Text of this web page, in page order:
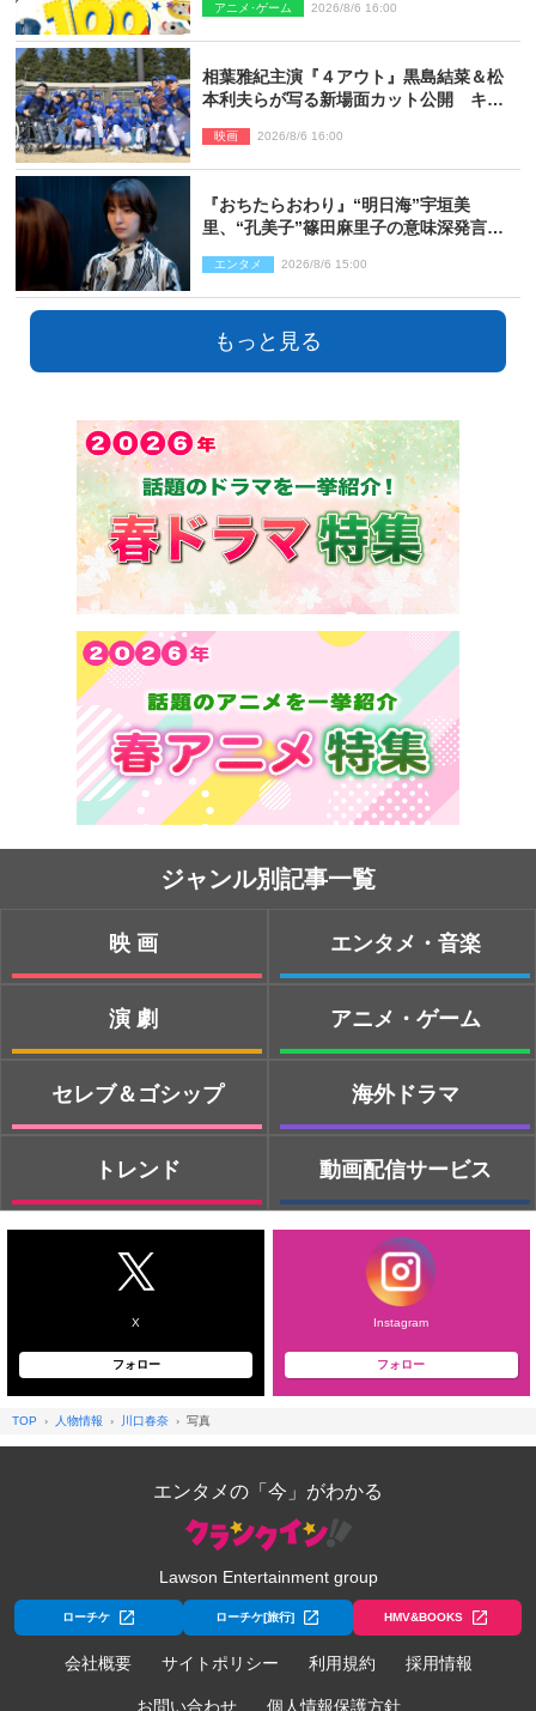
アニメ･ゲーム 2026/8/6 16:00
相葉雅紀主演『４アウト』黒島結菜＆松
本利夫らが写る新場面カット公開 キャ
映画 2026/8/6 16:00
『おちたらおわり』“明日海”宇垣美
里、“孔美子”篠田麻里子の意味深発言に
開」
エンタメ 2026/8/6 15:00
もっと見る
ジャンル別記事一覧
映画
演劇
セレブ＆ゴシップ
トレンド
エンタメ・音楽
アニメ・ゲーム
海外ドラマ
動画配信サービス
X
フォロー
Instagram
フォロー
TOP 人物情報 川口春奈 写真
エンタメの「今」がわかる
Lawson Entertainment group
ローチケ ローチケ[旅行] HMV&BOOKS
会社概要 サイトポリシー 利用規約 採用情報
お問い合わせ 個人情報保護方針